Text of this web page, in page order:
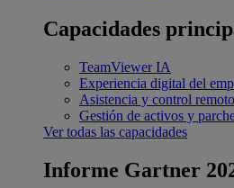
Capacidades
TeamViewer IA
Experiencia digital del
Asistencia y control
Gestión de activos y
Ver todas las capacidades
Informe Gartner